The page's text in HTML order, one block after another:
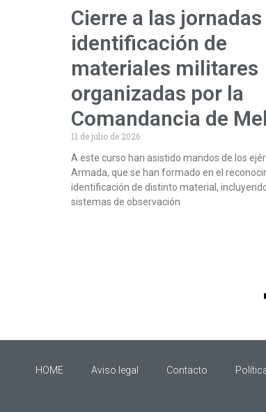
Cierre a las jornadas
identificación de
materiales militares
organizadas por la
Comandancia de
11 de julio de 2026
A este curso han asistido mandos de los
Armada, que se han formado en el
identificación de distinto material,
sistemas de observación
HOME Aviso legal Contacto